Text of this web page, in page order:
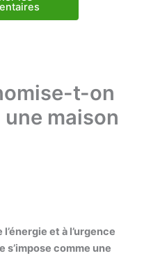
t-on
maison
et à l’urgence
s’impose comme une